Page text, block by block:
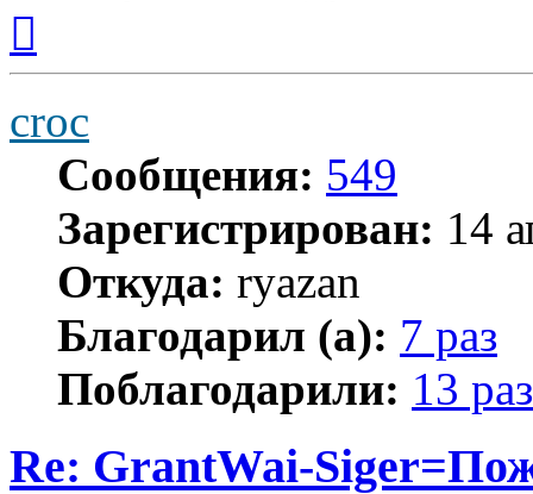
началу
croc
Сообщения: 549
Зарегистрирован: 14
Откуда: ryazan
Благодарил (а): 7 раз
Поблагодарили: 13 раз
Re: GrantWai-